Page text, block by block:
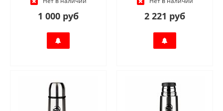
1 000 руб 2 221 руб